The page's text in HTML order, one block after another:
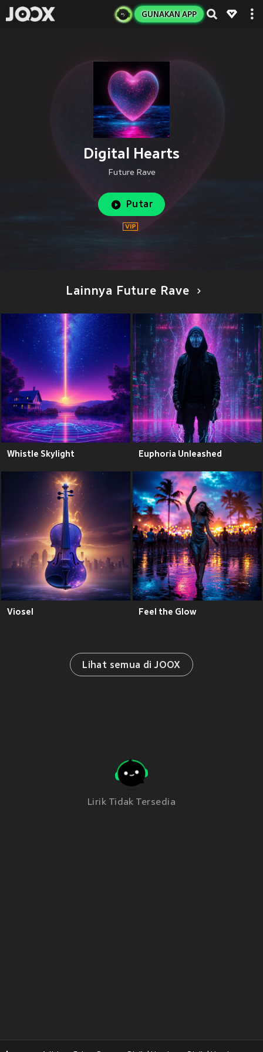
GUNAKAN APP
Digital Hearts
Future Rave
Putar
Lainnya Future Rave
Whistle Skylight Euphoria Unleashed
Viosel Feel the Glow
Lihat semua di JOOX
Lirik Tidak Tersedia